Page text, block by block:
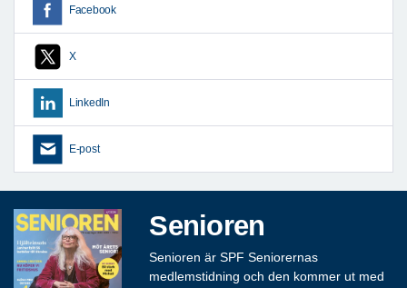
Facebook
X
LinkedIn
E-post
Senioren
Senioren är SPF Seniorernas
medlemstidning och den kommer ut med